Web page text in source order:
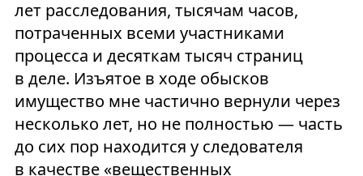
лет расследования, тысячам часов,
потраченных всеми участниками
процесса и десяткам тысяч страниц
в деле. Изъятое в ходе обысков
имущество мне частично вернули через
несколько лет, но не полностью — часть
до сих пор находится у следователя
в качестве «вещественных